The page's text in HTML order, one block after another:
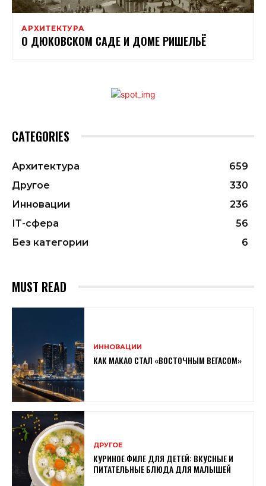
АРХИТЕКТУРА
О ДЮКОВСКОМ САДЕ И ДОМЕ РИШЕЛЬЁ
CATEGORIES
Архитектура
659
Другое
330
Инновации
236
ІТ-сфера
56
Без категории
6
MUST READ
ИННОВАЦИИ
КАК МАКАО СТАЛ «ВОСТОЧНЫМ ВЕГАСОМ»
ДРУГОЕ
КУРИНОЕ ФИЛЕ ДЛЯ ДЕТЕЙ: ВКУСНЫЕ И
ПИТАТЕЛЬНЫЕ БЛЮДА ДЛЯ МАЛЫШЕЙ